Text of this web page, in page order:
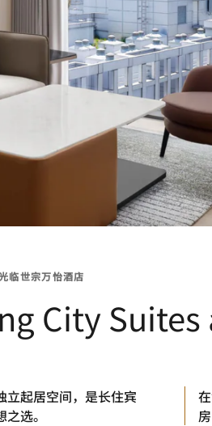
临世宗万怡酒店
City
立起居空间，是长住宾
选。